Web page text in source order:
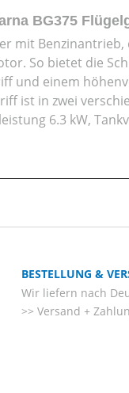
BG375
mit
So bietet die
und einem
ist in zwei
6.3 kW,
BESTELLUNG &
Wir liefern nach
Versand +